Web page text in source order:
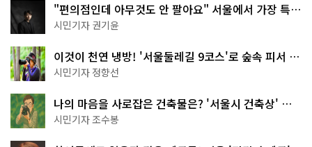
"편의점인데 아무것도 안 팔아요" 서울에서 가장 특별
한 편의점의 정체
시민기자 권기윤
이것이 천연 냉방! '서울둘레길 9코스'로 숲속 피서 떠
나볼까
시민기자 정향선
나의 마음을 사로잡은 건축물은? '서울시 건축상' 수
상작 공개!
시민기자 조수봉